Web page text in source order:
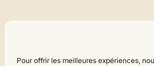
Pour offrir les meilleures expériences,